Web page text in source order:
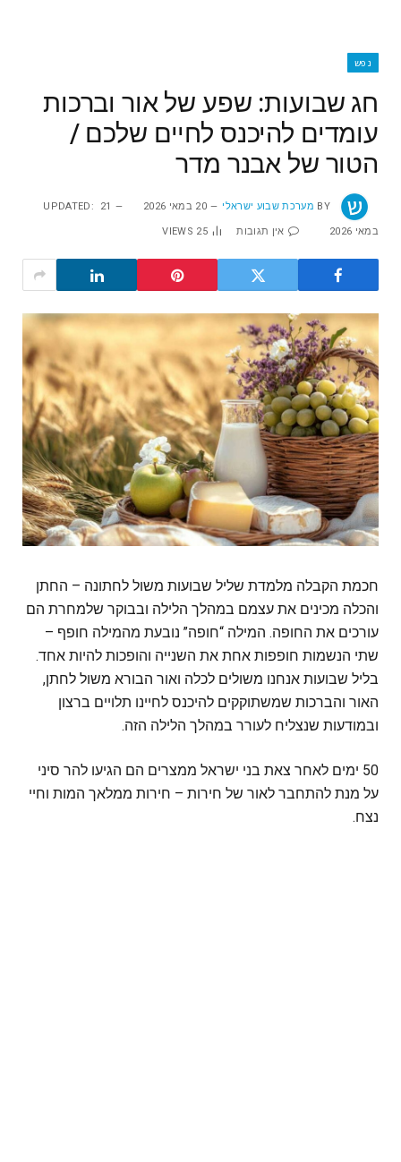
נפש
‬עומדים‭ ‬להיכנס‭ ‬לחיים‭ ‬שלכם /
הטור של אבנר מדר
BY מערכת שבוע ישראלי 20 במאי 2026 UPDATED: 21
במאי 2026 אין תגובות 25
VIEWS
חכמת הקבלה מלמדת שליל שבועות משול לחתונה – החתן
והכלה מכינים את עצמם במהלך הלילה ובבוקר שלמחרת הם
עורכים את החופה. המילה “חופה” נובעת מהמילה חופף –
שתי הנשמות חופפות אחת את השנייה והופכות להיות אחד.
בליל שבועות אנחנו משולים לכלה ואור הבורא משול לחתן,
האור והברכות שמשתוקקים להיכנס לחיינו תלויים ברצון
ובמודעות שנצליח לעורר במהלך הלילה הזה.
50 ימים לאחר צאת בני ישראל ממצרים הם הגיעו להר סיני
על מנת להתחבר לאור של חירות – חירות ממלאך המות וחיי
נצח.